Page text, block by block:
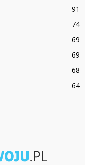
91
74
69
69
68
64